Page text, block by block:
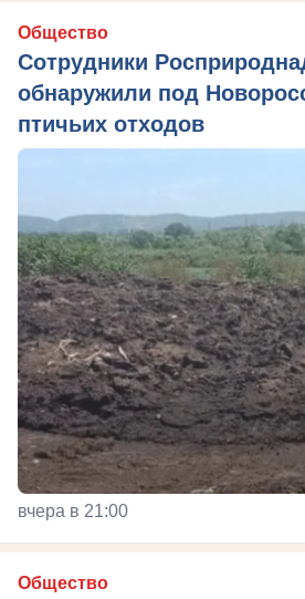
Общество
Сотрудники
обнаружили под
птичьих отходов
вчера в 21:00
Общество